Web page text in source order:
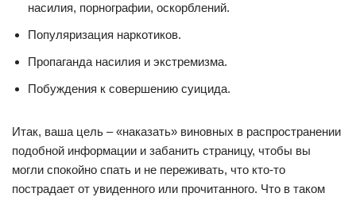
насилия, порнографии, оскорблений.
Популяризация наркотиков.
Пропаганда насилия и экстремизма.
Побуждения к совершению суицида.
Итак, ваша цель – «наказать» виновных в распространении
подобной информации и забанить страницу, чтобы вы
могли спокойно спать и не переживать, что кто-то
пострадает от увиденного или прочитанного. Что в таком